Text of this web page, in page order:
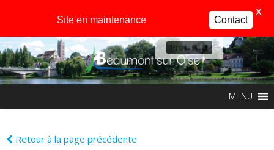
Profil
MENU
Retour à la page précédente
Site en maintenance Contact
X